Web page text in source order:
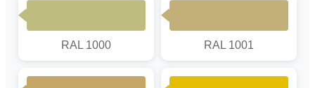
RAL 1000 RAL 1001